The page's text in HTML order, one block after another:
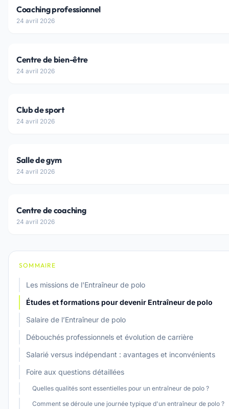
Coaching professionnel
24 avril 2026
Centre de bien-être
24 avril 2026
Club de sport
24 avril 2026
Salle de gym
24 avril 2026
Centre de coaching
24 avril 2026
SOMMAIRE
Les missions de l'Entraîneur de polo
Études et formations pour devenir Entraîneur de polo
Salaire de l’Entraîneur de polo
Débouchés professionnels et évolution de carrière
Salarié versus indépendant : avantages et inconvénients
Foire aux questions détaillées
Quelles qualités sont essentielles pour un entraîneur de polo ?
Comment se déroule une journée typique d'un entraîneur de polo ?